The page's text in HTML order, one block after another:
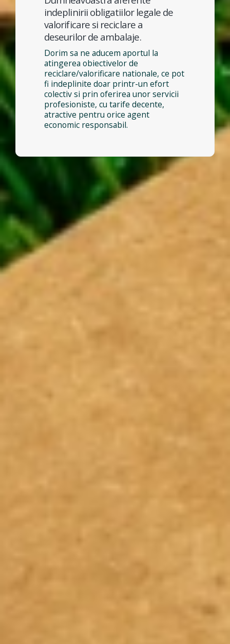
indeplinirii obligatiilor legale de
valorificare si reciclare a
deseurilor de ambalaje.
Dorim sa ne aducem aportul la
atingerea obiectivelor de
reciclare/valorificare nationale, ce pot
fi indeplinite doar printr-un efort
colectiv si prin oferirea unor servicii
profesioniste, cu tarife decente,
atractive pentru orice agent
economic responsabil.